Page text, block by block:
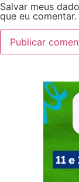
Salvar meus
que eu comentar.